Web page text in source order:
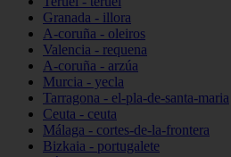
Granada - illora
A-coruña - oleiros
Valencia - requena
A-coruña - arzúa
Murcia - yecla
Tarragona - el-pla-de-santa-maria
Ceuta - ceuta
Málaga - cortes-de-la-frontera
Bizkaia - portugalete